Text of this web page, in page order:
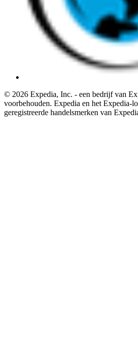
© 2026 Expedia, Inc. - een bedrijf van
voorbehouden. Expedia en het Expedia-
geregistreerde handelsmerken van